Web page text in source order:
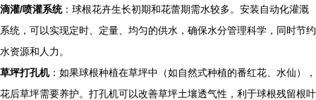
滴灌/喷灌系统：球根花卉生长初期和花蕾期需水较多。安装自动化灌溉
系统，可以实现定时、定量、均匀的供水，确保水分管理科学，同时节约
水资源和人力。
草坪打孔机：如果球根种植在草坪中（如自然式种植的番红花、水仙），
花后草坪需要养护。打孔机可以改善草坪土壤透气性，利于球根残留根叶